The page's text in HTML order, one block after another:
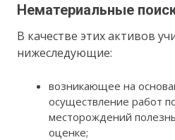
Нематериальные
В качестве этих активов
нижеследующие:
возникающее на
осуществление работ
месторождений
оценке;